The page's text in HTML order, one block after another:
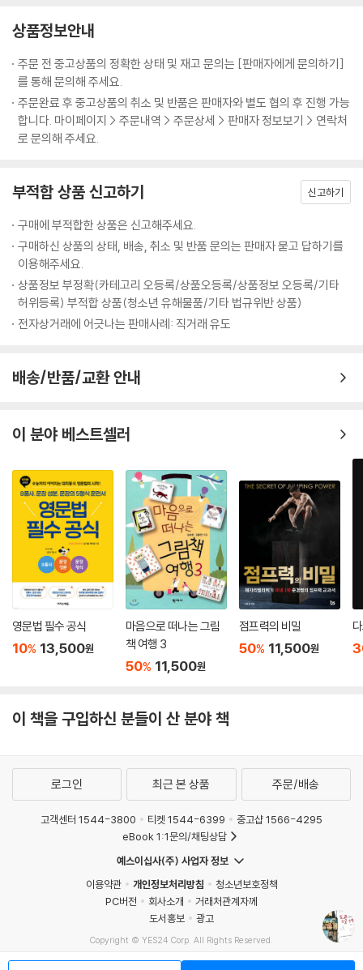
런 잡지도 다 나오는구나 싶어 신기한 마음에 한장 한장 넘기다 눈에 들어
온 낯익은 얼굴! 바로 그때 그 오모테산도에서 만난 아티스트의 모습이었
다.
--- p.263, <오모테산도, 길 위의 추억 커피 브레이크> 중에서
-본문 중에서
코미디 대본이 아닌 책으로 만난 신회는 내가 수년간 알던 그녀가 아니었
다. 회의 때마다 아이디어 내놓으라며 다 큰 어른을 구박하던 히스테릭한
모습은 없고, 에쿠니 가오리의 필 충만한 동경처녀가 되어 나타난 느낌?
이 책을 읽고 나면 여러분도 분명 나처럼 도쿄와 도쿄음식에 반하고 말 거
다!
정준하 (코미디언 겸 연기자)
꼭 한번 해보고는 싶었지만 막상 어디로 가야할지 무얼 먹어야 할지 몰라
서 망설였던 도쿄 싱글 여행. 이 책을 읽고 나서야 비로소 훌훌 배낭을 쌀
수 있을 것 같다. 감각적인 도쿄의 풍경 속에 혼자만의 여행을 꿈꾸는 싱글
여행족이라면 친구보다도, 애인보다도 이 책이 꼭 필요하지 않을까?
송경아 (패션모델, <뉴욕을 훔치다> 저자)
상품정보안내
주문 전 중고상품의 정확한 상태 및 재고 문의는 [판매자에게 문의하기]
를 통해 문의해 주세요.
주문완료 후 중고상품의 취소 및 반품은 판매자와 별도 협의 후 진행 가능
합니다. 마이페이지 > 주문내역 > 주문상세 > 판매자 정보보기 > 연락처
로 문의해 주세요.
부적합 상품 신고하기 신고하기
구매에 부적합한 상품은 신고해주세요.
구매하신 상품의 상태, 배송, 취소 및 반품 문의는 판매자 묻고 답하기를
이용해주세요.
상품정보 부정확(카테고리 오등록/상품오등록/상품정보 오등록/기타
허위등록) 부적합 상품(청소년 유해물품/기타 법규위반 상품)
전자상거래에 어긋나는 판매사례: 직거래 유도
배송/반품/교환 안내
이 분야 베스트셀러
영문법 필수 공식
10% 13,500원
마음으로 떠나는 그림
책 여행 3
50% 11,500원
점프력의 비밀
50% 11,500원
이 책을 구입하신 분들이 산 분야 책
로그인 최근 본 상품 주문/배송
고객센터 1544-3800 티켓 1544-6399
중고샵 1566-4295
eBook 1:1문의/채팅상담
예스이십사(주) 사업자 정보
이용약관
개인정보처리방침
청소년보호정책
PC버전
회사소개
거래처관계자께
도서홍보
광고
Copyright © YES24 Corp. All Rights Reserved.